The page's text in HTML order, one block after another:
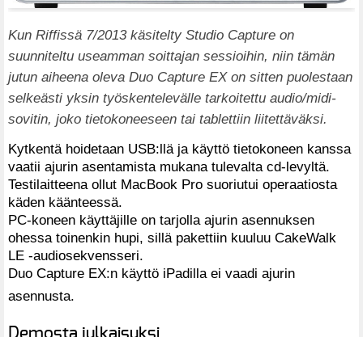
Kun Riffissä 7/2013 käsitelty Studio Capture on
suunniteltu useamman soittajan sessioihin, niin tämän
jutun aiheena oleva Duo Capture EX on sitten puolestaan
selkeästi yksin työskentelevälle tarkoitettu audio/midi-
sovitin, joko tietokoneeseen tai tablettiin liitettäväksi.
Kytkentä hoidetaan USB:llä ja käyttö tietokoneen kanssa
vaatii ajurin asentamista mukana tulevalta cd-levyltä.
Testilaitteena ollut MacBook Pro suoriutui operaatiosta
käden käänteessä.
PC-koneen käyttäjille on tarjolla ajurin asennuksen
ohessa toinenkin hupi, sillä pakettiin kuuluu CakeWalk
LE -audiosekvensseri.
Duo Capture EX:n käyttö iPadilla ei vaadi ajurin
asennusta.
Demosta julkaisuksi